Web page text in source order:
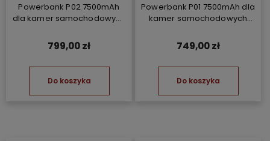
Powerbank P02 7500mAh
dla kamer samochodowych
bezpieczników 70mai
799,00 zł
Do koszyka
Powerbank P01 7500mAh dla
kamer samochodowych
zapalniczki 70mai
749,00 zł
Do koszyka